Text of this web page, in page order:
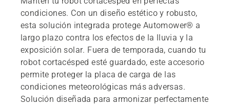
condiciones. Con un diseño estético y robusto,
esta solución integrada protege Automower® a
largo plazo contra los efectos de la lluvia y la
exposición solar. Fuera de temporada, cuando tu
robot cortacésped esté guardado, este accesorio
permite proteger la placa de carga de las
condiciones meteorológicas más adversas.
Solución diseñada para armonizar perfectamente